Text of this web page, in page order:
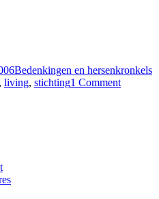
Bedenkingen en hersenkronkels
, living, stichting1 Commenton